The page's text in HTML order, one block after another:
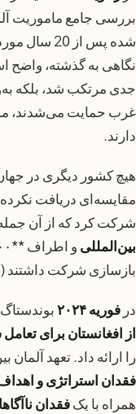
بررسی جامع ماموریت
شده پس از 20 سال مورد بررسی قرار گرفت.
نگاهی به گذشته، واضح
جدی مرتکب شد، بلکه
غرب حمایت می‌شدند،
دارند.
هیچ کشور دیگری در
مقایسه‌ای دریافت
شرکت کرد که از آن
بین‌المللی
بازسازی شرکت داشتند
در فوریه ۲۰۲۴
از افغانستان برای
را ارائه داد. تعهد آلمان بین
فقدان استراتژی و
همراه با یکفقدان